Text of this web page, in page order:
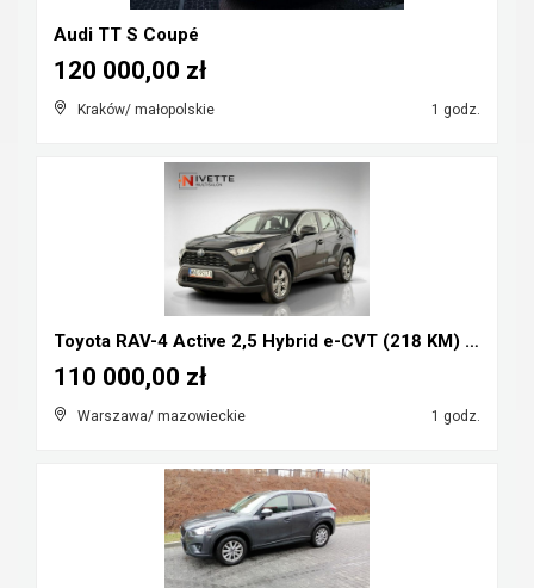
Audi TT S Coupé
Kraków/ małopolskie 1 godz.
120 000,00 zł
Toyota RAV-4 Active 2,5 Hybrid e-CVT (218 KM) Salo...
Warszawa/ mazowieckie 1 godz.
110 000,00 zł